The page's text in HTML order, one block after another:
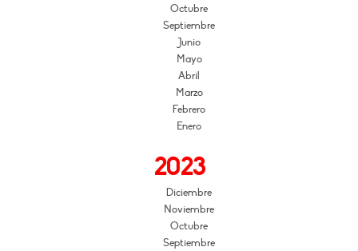
Octubre
Septiembre
Junio
Mayo
Abril
Marzo
Febrero
Enero
2023
Diciembre
Noviembre
Octubre
Septiembre